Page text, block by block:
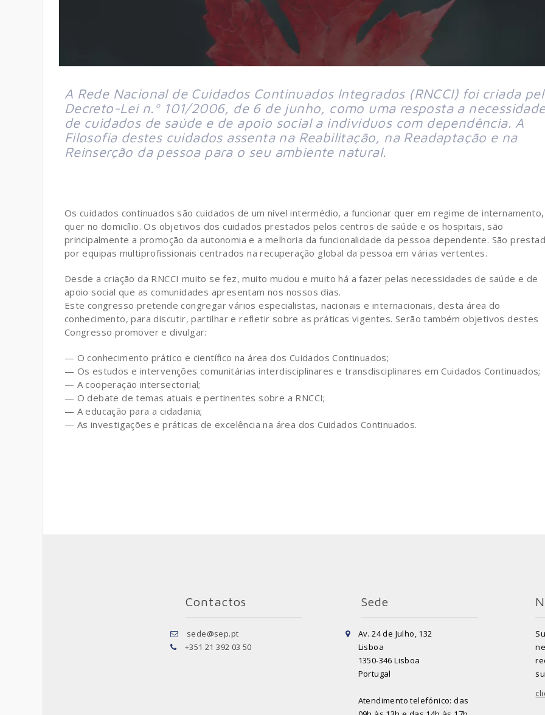
A Rede Nacional de Cuidados Continuados Integrados (RNCCI) foi criada
Decreto-Lei n.º 101/2006, de 6 de junho, como uma resposta a
de cuidados de saúde e de apoio social a indivíduos com dependência. A
Filosofia destes cuidados assenta na Reabilitação, na Readaptação e na
Reinserção da pessoa para o seu ambiente natural.
Os cuidados continuados são cuidados de um nível intermédio, a funcionar quer em regime de internamento,
quer no domicílio. Os objetivos dos cuidados prestados pelos centros de saúde e os hospitais, são
principalmente a promoção da autonomia e a melhoria da funcionalidade da pessoa dependente. São
por equipas multiprofissionais centrados na recuperação global da pessoa em várias vertentes.
Desde a criação da RNCCI muito se fez, muito mudou e muito há a fazer pelas necessidades de saúde e de
apoio social que as comunidades apresentam nos nossos dias.
Este congresso pretende congregar vários especialistas, nacionais e internacionais, desta área do
conhecimento, para discutir, partilhar e refletir sobre as práticas vigentes. Serão também objetivos destes
Congresso promover e divulgar:
— O conhecimento prático e científico na área dos Cuidados Continuados;
— Os estudos e intervenções comunitárias interdisciplinares e transdisciplinares em Cuidados Continuados;
— A cooperação intersectorial;
— O debate de temas atuais e pertinentes sobre a RNCCI;
— A educação para a cidadania;
— As investigações e práticas de excelência na área dos Cuidados Continuados.
Contactos
sede@sep.pt
+351 21 392 03 50
Sede
Av. 24 de Julho, 132
Lisboa
1350-346 Lisboa
Portugal
Atendimento telefónico: das